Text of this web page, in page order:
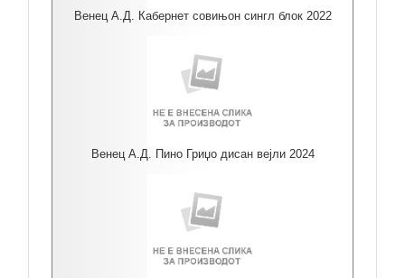
Венец А.Д. Кабернет совињон сингл блок 2022
Венец А.Д. Пино Гриџо дисан вејли 2024